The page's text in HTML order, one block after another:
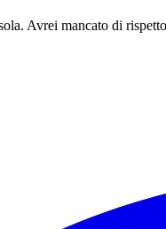
Avrei mancato di